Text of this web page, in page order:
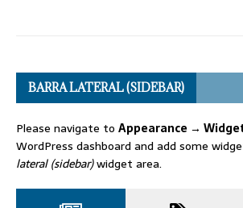
BARRA LATERAL (SIDEBAR)
Please navigate to Appearance →
WordPress dashboard and add some
lateral (sidebar)widget area.